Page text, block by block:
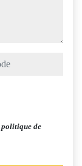
politique de